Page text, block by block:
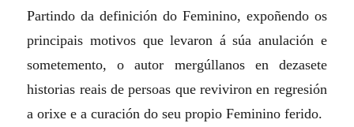
Partindo da definición do Feminino, expoñendo os
principais motivos que levaron á súa anulación e
sometemento, o autor mergúllanos en dezasete
historias reais de persoas que reviviron en regresión
a orixe e a curación do seu propio Feminino ferido.